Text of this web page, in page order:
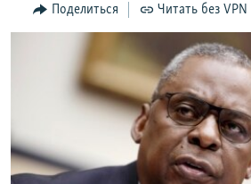
ВернутсяИНТЕРАКТИВ
ИНФОГРАФИКА
ТЕЛЕПРОЕКТ КРЫМ.РЕАЛИИ
СОВЕТЫ ПРАВОЗАЩИТНИКОВ
ПРОПАВШИЕ БЕЗ ВЕСТИ
ПОБЕДИТЕЛЕЙ НЕ СУДЯТ?
РАДІО СВОБОДА
КАК ОБОЙТИ БЛОКИРОВКУ
Українською
ПРИСОЕДИНЯЙТЕСЬ!
Поделиться Читать без VPN